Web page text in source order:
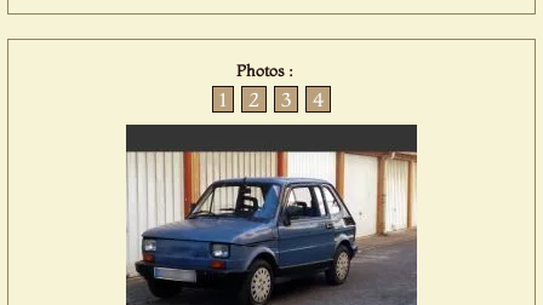
Photos :
1 2 3 4